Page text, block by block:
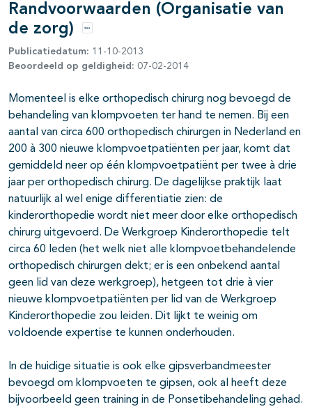
Randvoorwaarden (Organisatie van
de zorg)
Opties
Publicatiedatum: 11-10-2013
Beoordeeld op geldigheid: 07-02-2014
Momenteel is elke orthopedisch chirurg nog bevoegd de
behandeling van klompvoeten ter hand te nemen. Bij een
aantal van circa 600 orthopedisch chirurgen in Nederland en
200 à 300 nieuwe klompvoetpatiënten per jaar, komt dat
gemiddeld neer op één klompvoetpatiënt per twee à drie
jaar per orthopedisch chirurg. De dagelijkse praktijk laat
natuurlijk al wel enige differentiatie zien: de
kinderorthopedie wordt niet meer door elke orthopedisch
chirurg uitgevoerd. De Werkgroep Kinderorthopedie telt
circa 60 leden (het welk niet alle klompvoetbehandelende
orthopedisch chirurgen dekt; er is een onbekend aantal
geen lid van deze werkgroep), hetgeen tot drie à vier
nieuwe klompvoetpatiënten per lid van de Werkgroep
Kinderorthopedie zou leiden. Dit lijkt te weinig om
voldoende expertise te kunnen onderhouden.
In de huidige situatie is ook elke gipsverbandmeester
bevoegd om klompvoeten te gipsen, ook al heeft deze
bijvoorbeeld geen training in de Ponsetibehandeling gehad.